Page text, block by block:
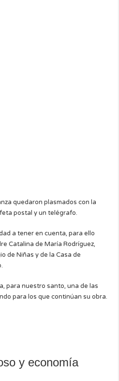
quedaron plasmados con la
postal y un telégrafo.
a tener en cuenta, para ello
Catalina de María Rodríguez,
de Niñas y de la Casa de
para nuestro santo, una de las
para los que continúan su obra.
y economía